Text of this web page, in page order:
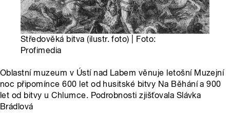
Středověká bitva (ilustr. foto) | Foto:
Profimedia
Oblastní muzeum v Ústí nad Labem věnuje letošní Muzejní
noc připomínce 600 let od husitské bitvy Na Běhání a 900
let od bitvy u Chlumce. Podrobnosti zjišťovala Slávka
Brádlová